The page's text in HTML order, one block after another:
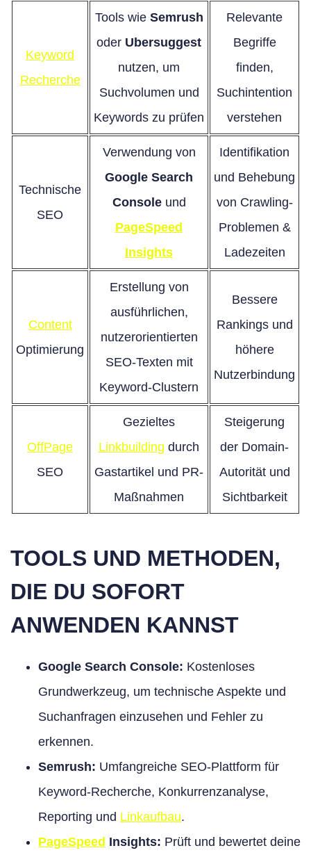
Keyword
Recherche
Tools wie Semrush
oder Ubersuggest
nutzen, um
Suchvolumen und
Keywords zu prüfen
Relevante
Begriffe
finden,
Suchintention
verstehen
Technische
SEO
Verwendung von
Google Search
Consoleund
PageSpeed
Insights
Identifikation
und Behebung
von Crawling-
Problemen &
Ladezeiten
Content
Optimierung
Erstellung von
ausführlichen,
nutzerorientierten
SEO-Texten mit
Keyword-Clustern
Bessere
Rankings und
höhere
Nutzerbindung
OffPage
SEO
Gezieltes
Linkbuilding durch
Gastartikel und PR-
Maßnahmen
Steigerung
der Domain-
Autorität und
Sichtbarkeit
TOOLS UND METHODEN,
DIE DU SOFORT
ANWENDEN KANNST
Google Search Console: Kostenloses
Grundwerkzeug, um technische Aspekte und
Suchanfragen einzusehen und Fehler zu
erkennen.
Semrush: Umfangreiche SEO-Plattform für
Keyword-Recherche, Konkurrenzanalyse,
Reporting und Linkaufbau.
PageSpeed Insights: Prüft und bewertet deine